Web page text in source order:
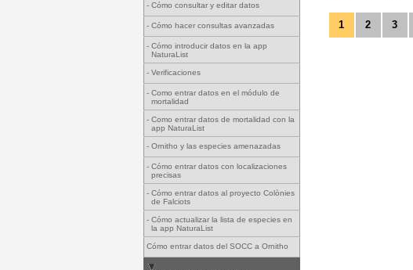
- Cómo consultar y editar datos
- Cómo hacer consultas avanzadas
- Cómo introducir datos en la app
NaturaList
- Verificaciones
- Como entrar datos en el módulo de
mortalidad
- Como entrar datos de mortalidad con la
app NaturaList
- Ornitho y las especies amenazadas
- Cómo entrar datos con localizaciones
precisas
- Cómo entrar datos al proyecto Colònies
de Falciots
- Cómo actualizar la lista de especies en
la app NaturaList
Cómo entrar datos del SOCC a Ornitho
1 2 3